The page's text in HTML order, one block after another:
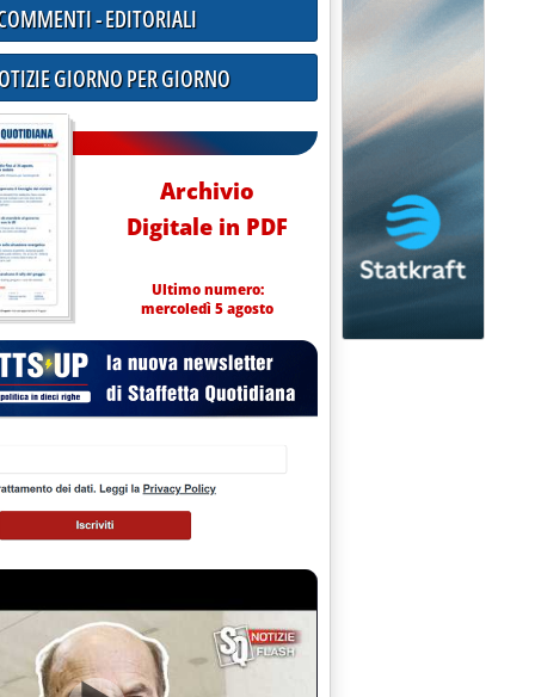
DEI GASOLI IN NOVEMBRE'
- EDITORIALI
GIORNO PER GIORNO
Archivio
Digitale in PDF
Ultimo numero:
mercoledì 5 agosto